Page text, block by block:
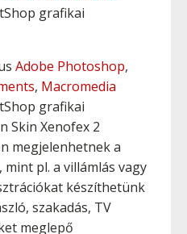
grafikai
Adobe Photoshop,
, Macromedia
grafikai
Skin Xenofex 2
megjelenhetnek a
pl. a villámlás vagy
készíthetünk
szakadás, TV
meglepő